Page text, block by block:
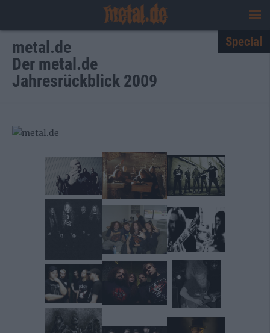
metal.de
Der metal.de
Jahresrückblick 2009
Special